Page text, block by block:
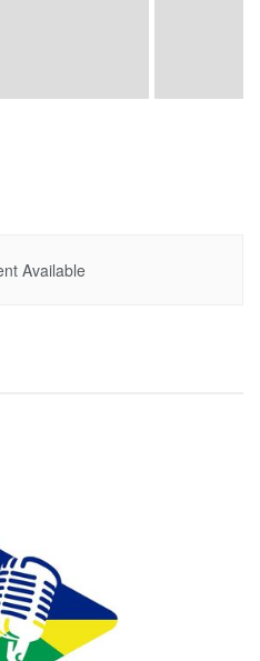
Available